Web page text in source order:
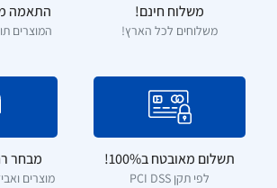
משלוח חינם!
משלוחים לכל הארץ!
התאמה
המוצרים
תשלום מאובטח ב100%!
לפי תקן PCI DSS
מבחר
מוצרים